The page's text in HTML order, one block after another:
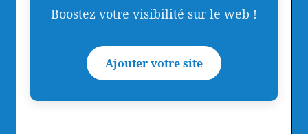
Boostez votre visibilité sur le web !
Ajouter votre site